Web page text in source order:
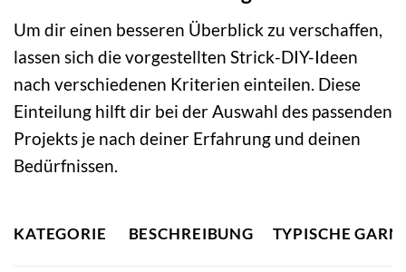
Um dir einen besseren Überblick zu verschaffen,
lassen sich die vorgestellten Strick-DIY-Ideen
nach verschiedenen Kriterien einteilen. Diese
Einteilung hilft dir bei der Auswahl des passenden
Projekts je nach deiner Erfahrung und deinen
Bedürfnissen.
KATEGORIE BESCHREIBUNG TYPISCHE